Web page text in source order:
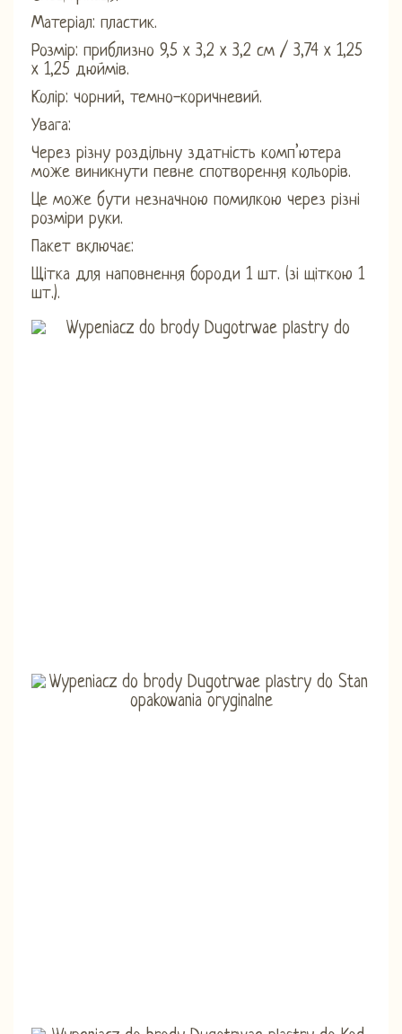
Матеріал: пластик.
Розмір: приблизно 9,5 x 3,2 x 3,2 см / 3,74 x 1,25
x 1,25 дюймів.
Колір: чорний, темно-коричневий.
Увага:
Через різну роздільну здатність комп’ютера
може виникнути певне спотворення кольорів.
Це може бути незначною помилкою через різні
розміри руки.
Пакет включає:
Щітка для наповнення бороди 1 шт. (зі щіткою 1
шт.).